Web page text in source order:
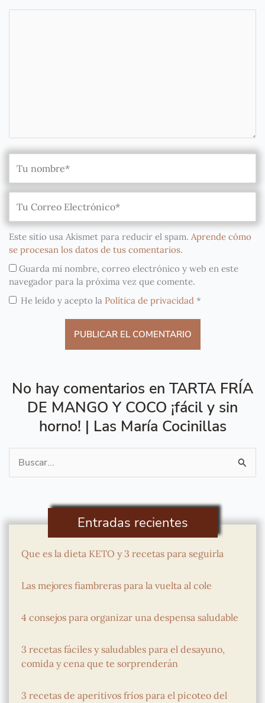
Este sitio usa Akismet para reducir el spam. Aprende cómo
se procesan los datos de tus comentarios.
Guarda mi nombre, correo electrónico y web en este
navegador para la próxima vez que comente.
He leído y acepto la Política de privacidad *
No hay comentarios en TARTA FRÍA
DE MANGO Y COCO ¡fácil y sin
horno! | Las María Cocinillas
Buscar
por:
Entradas recientes
Que es la dieta KETO y 3 recetas para seguirla
Las mejores fiambreras para la vuelta al cole
4 consejos para organizar una despensa saludable
3 recetas fáciles y saludables para el desayuno,
comida y cena que te sorprenderán
3 recetas de aperitivos fríos para el picoteo del